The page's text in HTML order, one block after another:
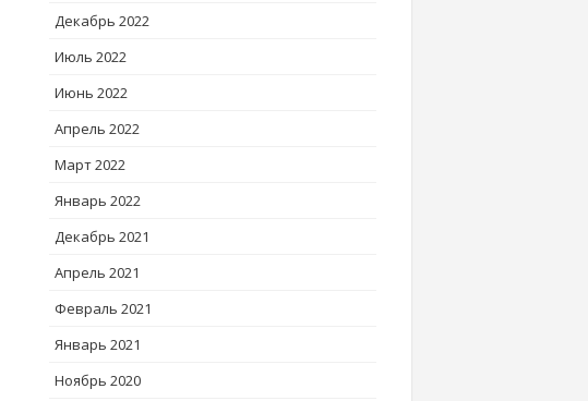
Декабрь 2022
Июль 2022
Июнь 2022
Апрель 2022
Март 2022
Январь 2022
Декабрь 2021
Апрель 2021
Февраль 2021
Январь 2021
Ноябрь 2020